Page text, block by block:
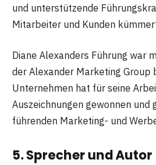
und unterstützende
Mitarbeiter und Kunden
Diane Alexanders Führung war
der Alexander Marketing Group
Unternehmen hat für seine
Auszeichnungen gewonnen und
führenden Marketing- und
5. Sprecher und Autor